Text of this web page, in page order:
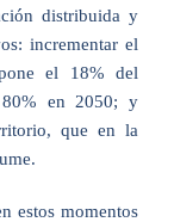
distribuida y
incrementar el
el 18% del
80% en 2050; y
que en la
estos momentos